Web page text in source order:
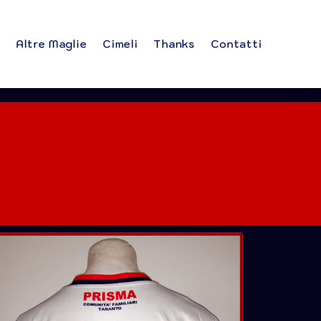
Altre Maglie Cimeli Thanks Contatti